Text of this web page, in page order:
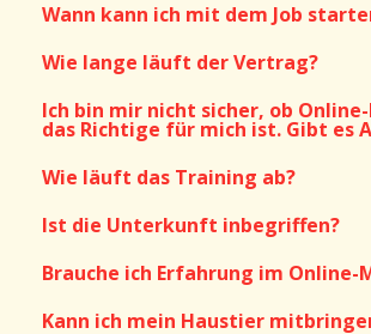
Wann kann ich mit dem Job
Wie lange läuft der Vertrag?
Ich bin mir nicht sicher, ob
das Richtige für mich ist. Gibt es
Wie läuft das Training ab?
Ist die Unterkunft inbegriffen?
Brauche ich Erfahrung im Online-
Kann ich mein Haustier